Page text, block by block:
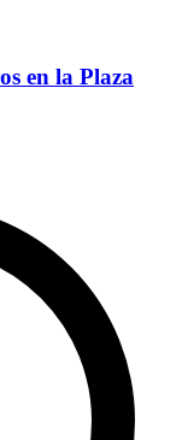
en la Plaza